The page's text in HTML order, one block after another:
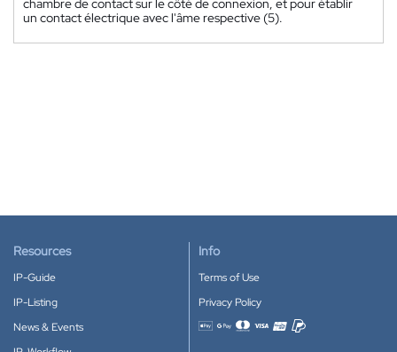
chambre de contact sur le côté de connexion, et pour établir
un contact électrique avec l'âme respective (5).
Resources
IP-Guide
IP-Listing
News & Events
Info
Terms of Use
Privacy Policy
Accepted payment methods